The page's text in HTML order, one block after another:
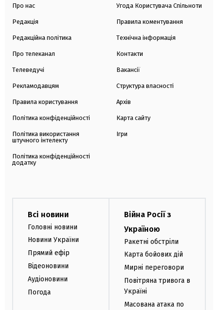
Про нас
Редакція
Редакційна політика
Про телеканал
Телеведучі
Рекламодавцям
Правила користування
Політика конфіденційності
Політика використання
штучного інтелекту
Політика конфіденційності
додатку
Угода Користувача Спільноти
Правила коментування
Технічна інформація
Контакти
Вакансії
Структура власності
Архів
Карта сайту
Ігри
Всі новини
Головні новини
Новини України
Прямий ефір
Відеоновини
Аудіоновини
Погода
Війна Росії з
Україною
Ракетні обстріли
Карта бойових дій
Мирні переговори
Повітряна тривога в
Україні
Масована атака по